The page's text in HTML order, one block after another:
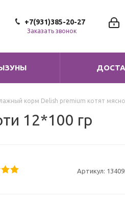
+7(931)385-20-27
Заказать звонок
корм Delish premium котят
12*100 гр
Артикул: